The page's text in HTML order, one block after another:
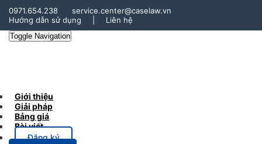
0971.654.238
service.center@caselaw.vn
Hướng dẫn sử dụng
Liên hệ
Toggle Navigation
Giới thiệu
Giải pháp
Bảng giá
Bài viết
Đăng ký